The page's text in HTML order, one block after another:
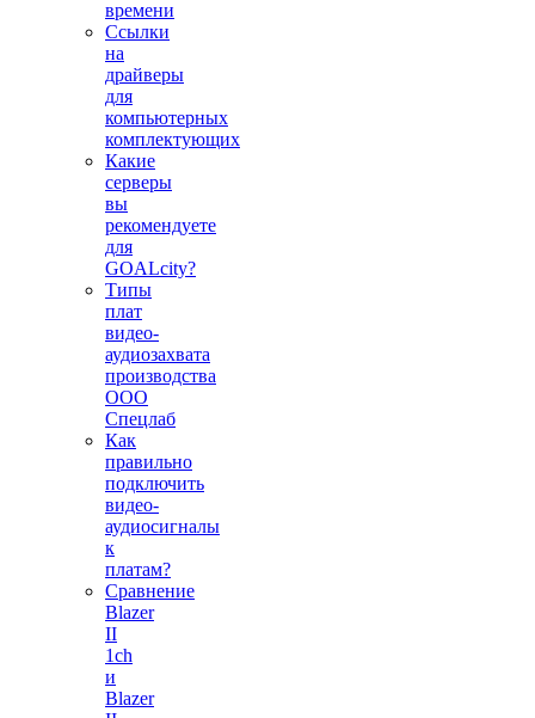
времени
Ссылки
на
драйверы
для
компьютерных
комплектующих
Какие
серверы
вы
рекомендуете
для
GOALcity?
Типы
плат
видео-
аудиозахвата
производства
ООО
Спецлаб
Как
правильно
подключить
видео-
аудиосигналы
к
платам?
Сравнение
Blazer
II
1ch
и
Blazer